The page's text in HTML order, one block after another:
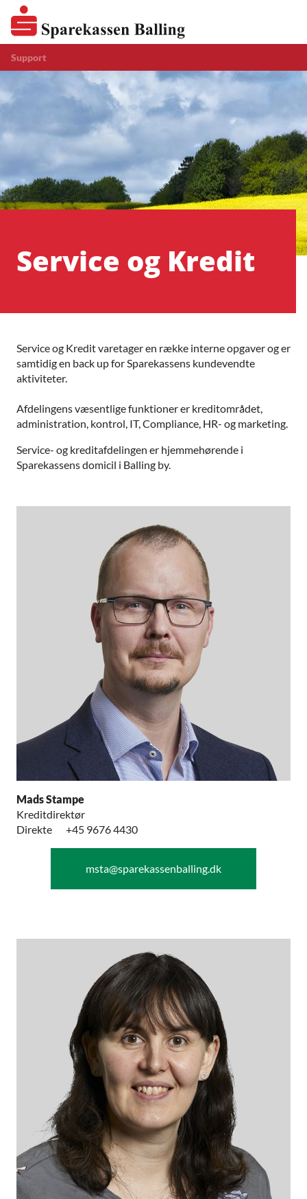
Support
Service og Kredit
Service og Kredit varetager en række interne opgaver og er
samtidig en back up for Sparekassens kundevendte
aktiviteter.
Afdelingens væsentlige funktioner er kreditområdet,
administration, kontrol, IT, Compliance, HR- og marketing.
Service- og kreditafdelingen er hjemmehørende i
Sparekassens domicil i Balling by.
Mads Stampe
Kreditdirektør
Direkte
+45 9676 4430
msta@sparekassenballing.dk